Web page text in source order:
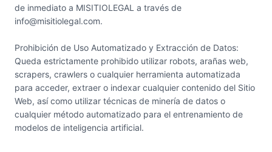
de inmediato a MISITIOLEGAL a través de
info@misitiolegal.com.
Prohibición de Uso Automatizado y Extracción de Datos:
Queda estrictamente prohibido utilizar robots, arañas web,
scrapers, crawlers o cualquier herramienta automatizada
para acceder, extraer o indexar cualquier contenido del Sitio
Web, así como utilizar técnicas de minería de datos o
cualquier método automatizado para el entrenamiento de
modelos de inteligencia artificial.